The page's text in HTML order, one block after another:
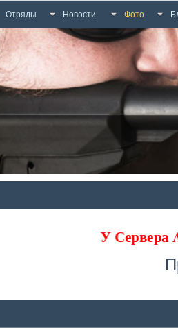
Отряды Новости Фото
У Сервера